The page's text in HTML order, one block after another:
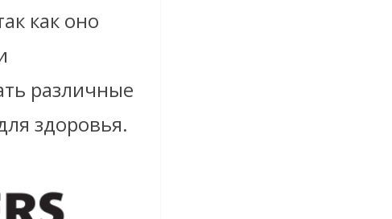
как оно
различные
здоровья.